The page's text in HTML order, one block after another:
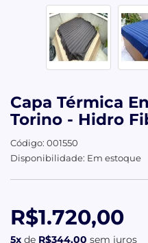
Capa Térmica
Torino - Hidro
Código: 001550
Disponibilidade: Em estoque
R$1.720,00
5x de R$344,00 sem juros